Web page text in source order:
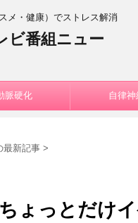
メ・健康）でストレス解消
ビ番組ニュー
脈硬化 自律神
最新記事 >
ょっとだけ